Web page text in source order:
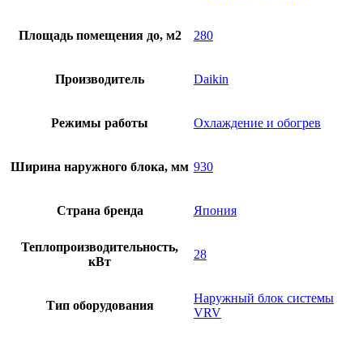
Площадь помещения до, м2 280
Производитель Daikin
Режимы работы Охлаждение и обогрев
Ширина наружного блока, мм 930
Страна бренда Япония
Теплопроизводительность,
кВт
28
Тип оборудования
Наружный блок системы
VRV